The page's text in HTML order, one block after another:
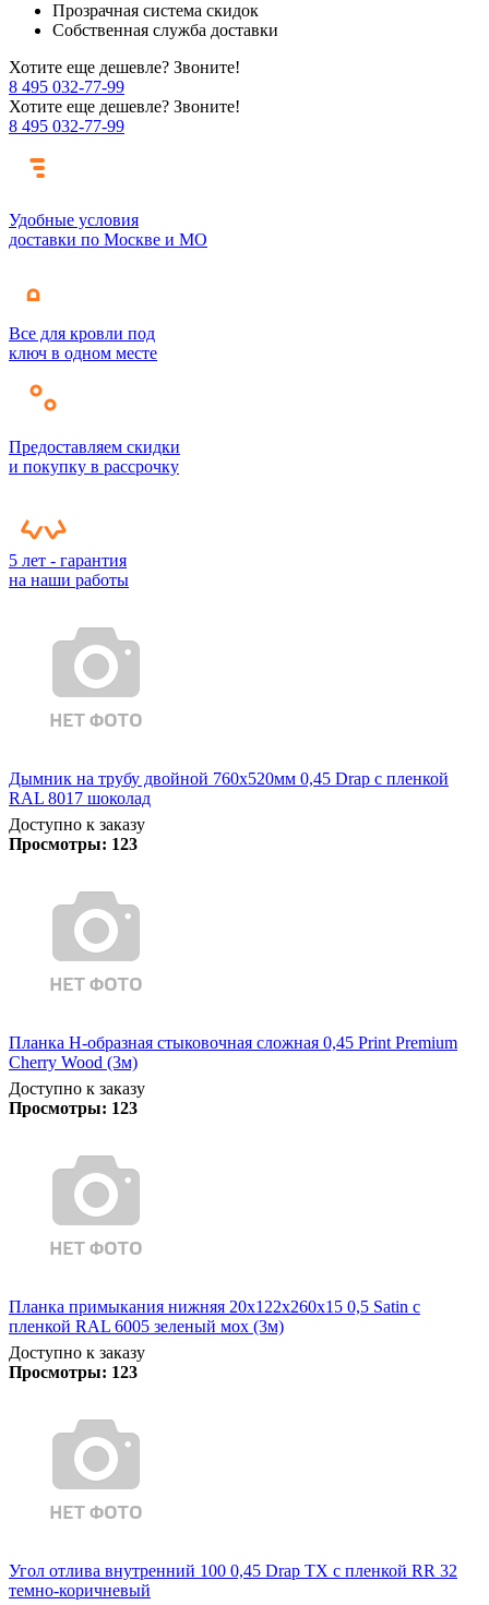
Прозрачная система скидок
Собственная служба доставки
Хотите еще дешевле? Звоните!
8 495 032-77-99
Хотите еще дешевле? Звоните!
8 495 032-77-99
Удобные условия
доставки по Москве и МО
Все для кровли под
ключ в одном месте
Предоставляем скидки
и покупку в рассрочку
5 лет - гарантия
на наши работы
Дымник на трубу двойной 760х520мм 0,45 Drap с пленкой
RAL 8017 шоколад
Доступно к заказу
Просмотры: 123
Планка Н-образная стыковочная сложная 0,45 Print Premium
Cherry Wood (3м)
Доступно к заказу
Просмотры: 123
Планка примыкания нижняя 20х122х260х15 0,5 Satin с
пленкой RAL 6005 зеленый мох (3м)
Доступно к заказу
Просмотры: 123
Угол отлива внутренний 100 0,45 Drap TX с пленкой RR 32
темно-коричневый